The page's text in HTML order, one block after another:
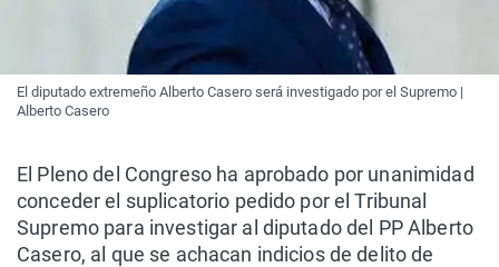
El diputado extremeño Alberto Casero será investigado por el Supremo |
Alberto Casero
El Pleno del Congreso ha aprobado por unanimidad
conceder el suplicatorio pedido por el Tribunal
Supremo para investigar al diputado del PP Alberto
Casero, al que se achacan indicios de delito de